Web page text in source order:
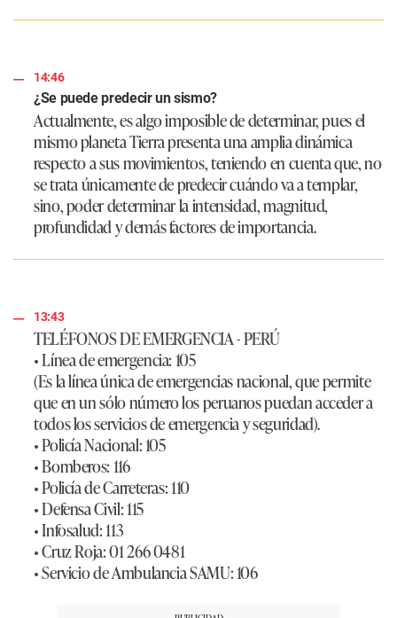
14:46
¿Se puede predecir un sismo?
Actualmente, es algo imposible de determinar, pues el
mismo planeta Tierra presenta una amplia dinámica
respecto a sus movimientos, teniendo en cuenta que, no
se trata únicamente de predecir cuándo va a templar,
sino, poder determinar la intensidad, magnitud,
profundidad y demás factores de importancia.
13:43
TELÉFONOS DE EMERGENCIA - PERÚ
• Línea de emergencia:105
(Es la línea única de emergencias nacional, que permite
que en un sólo número los peruanos puedan acceder a
todos los servicios de emergencia y seguridad).
• Policía Nacional:105
• Bomberos:116
• Policía de Carreteras:110
• Defensa Civil:115
• Infosalud:113
• Cruz Roja:01 266 0481
• Servicio de Ambulancia SAMU:106